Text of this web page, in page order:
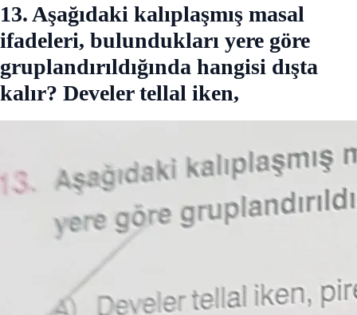
13. Aşağıdaki kalıplaşmış masal
ifadeleri, bulundukları yere göre
gruplandırıldığında hangisi dışta
kalır? Develer tellal iken,